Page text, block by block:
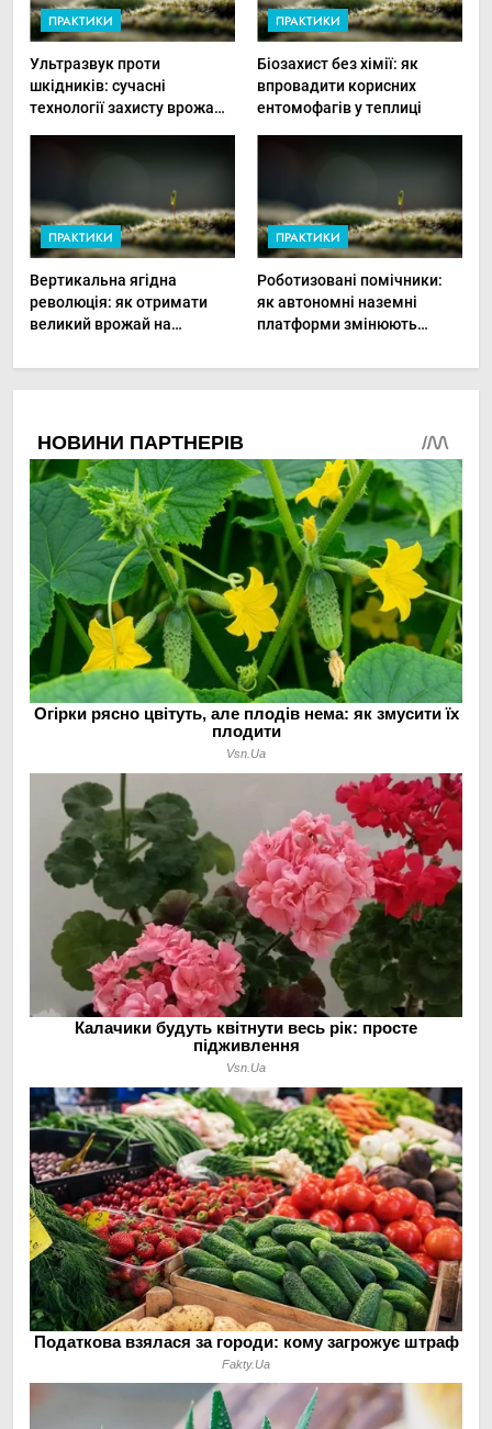
ПРАКТИКИ
Ультразвук проти
шкідників: сучасні
технології захисту врожаю
ПРАКТИКИ
Біозахист без хімії: як
впровадити корисних
ентомофагів у теплиці
ПРАКТИКИ
Вертикальна ягідна
революція: як отримати
великий врожай на
ПРАКТИКИ
Роботизовані помічники:
як автономні наземні
платформи змінюють
овочами